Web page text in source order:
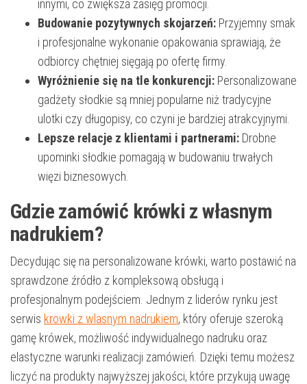
innymi, co zwiększa zasięg promocji.
Budowanie pozytywnych skojarzeń: Przyjemny smak
i profesjonalne wykonanie opakowania sprawiają, że
odbiorcy chętniej sięgają po ofertę firmy.
Wyróżnienie się na tle konkurencji: Personalizowane
gadżety słodkie są mniej popularne niż tradycyjne
ulotki czy długopisy, co czyni je bardziej atrakcyjnymi.
Lepsze relacje z klientami i partnerami: Drobne
upominki słodkie pomagają w budowaniu trwałych
więzi biznesowych.
Gdzie zamówić krówki z własnym
nadrukiem?
Decydując się na personalizowane krówki, warto postawić na
sprawdzone źródło z kompleksową obsługą i
profesjonalnym podejściem. Jednym z liderów rynku jest
serwis krowki z wlasnym nadrukiem, który oferuje szeroką
gamę krówek, możliwość indywidualnego nadruku oraz
elastyczne warunki realizacji zamówień. Dzięki temu możesz
liczyć na produkty najwyższej jakości, które przykują uwagę